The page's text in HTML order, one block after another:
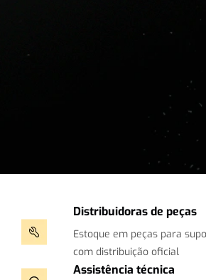
Distribuidoras de peças
Estoque em peças para
com distribuição oficial
Assistência técnica